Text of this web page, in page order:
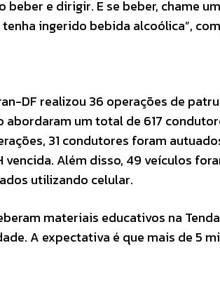
e dirigir. E se beber, chame
ingerido bebida alcoólica”,
DF realizou 36 operações de
um total de 617
31 condutores foram
Além disso, 49 veículos
utilizando celular.
materiais educativos na
A expectativa é que mais de 5